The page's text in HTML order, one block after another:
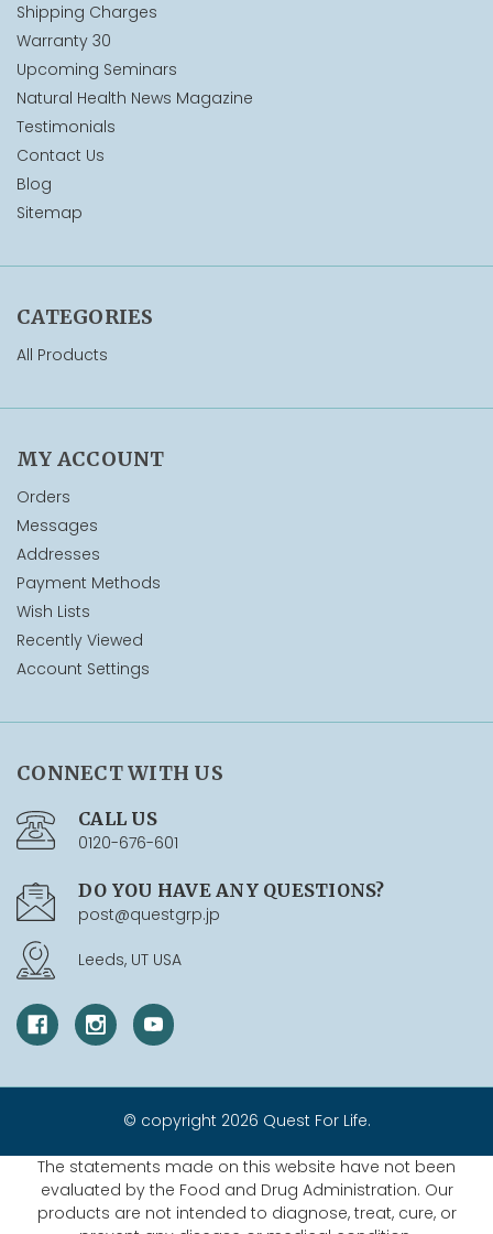
Shipping Charges
Warranty 30
Upcoming Seminars
Natural Health News Magazine
Testimonials
Contact Us
Blog
Sitemap
CATEGORIES
All Products
MY ACCOUNT
Orders
Messages
Addresses
Payment Methods
Wish Lists
Recently Viewed
Account Settings
CONNECT WITH US
CALL US
0120-676-601
DO YOU HAVE ANY QUESTIONS?
post@questgrp.jp
Leeds, UT USA
© copyright 2026 Quest For Life.
The statements made on this website have not been
evaluated by the Food and Drug Administration. Our
products are not intended to diagnose, treat, cure, or